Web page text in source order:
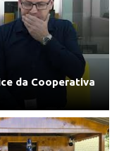
da Cooperativa